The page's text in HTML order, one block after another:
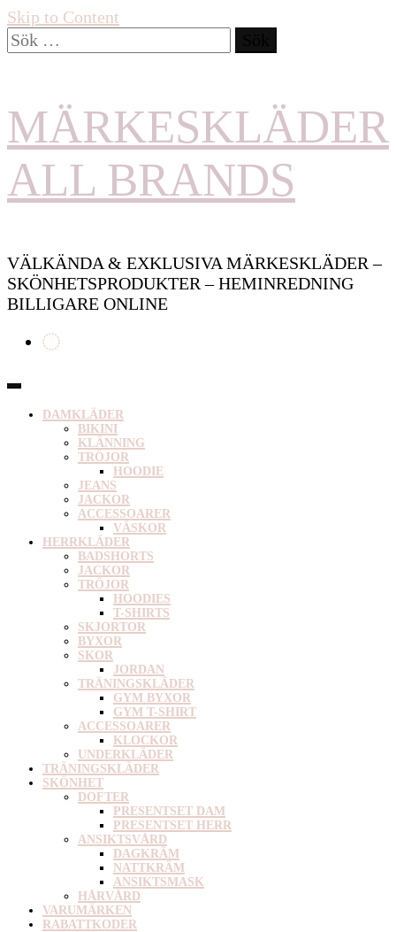
Skip to Content
Sök
efter:
MÄRKESKLÄDER
ALL BRANDS
VÄLKÄNDA & EXKLUSIVA MÄRKESKLÄDER –
SKÖNHETSPRODUKTER – HEMINREDNING
BILLIGARE ONLINE
DAMKLÄDER
BIKINI
KLÄNNING
TRÖJOR
HOODIE
JEANS
JACKOR
ACCESSOARER
VÄSKOR
HERRKLÄDER
BADSHORTS
JACKOR
TRÖJOR
HOODIES
T-SHIRTS
SKJORTOR
BYXOR
SKOR
JORDAN
TRÄNINGSKLÄDER
GYM BYXOR
GYM T-SHIRT
ACCESSOARER
KLOCKOR
UNDERKLÄDER
TRÄNINGSKLÄDER
SKÖNHET
DOFTER
PRESENTSET DAM
PRESENTSET HERR
ANSIKTSVÅRD
DAGKRÄM
NATTKRÄM
ANSIKTSMASK
HÅRVÅRD
VARUMÄRKEN
RABATTKODER